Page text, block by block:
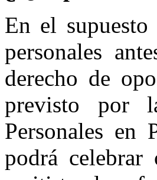
En el
personales
derecho de
previsto por
Personales en
podrá